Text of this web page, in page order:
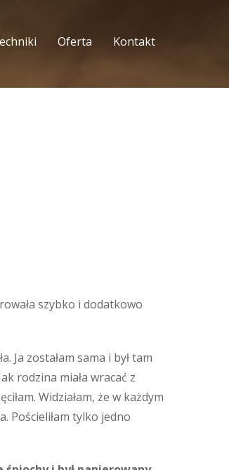
Oferta Kontakt
szybko i dodatkowo
Ja zostałam sama i był tam
rodzina miała wracać z
Widziałam, że w każdym
Pościeliłam tylko jedno